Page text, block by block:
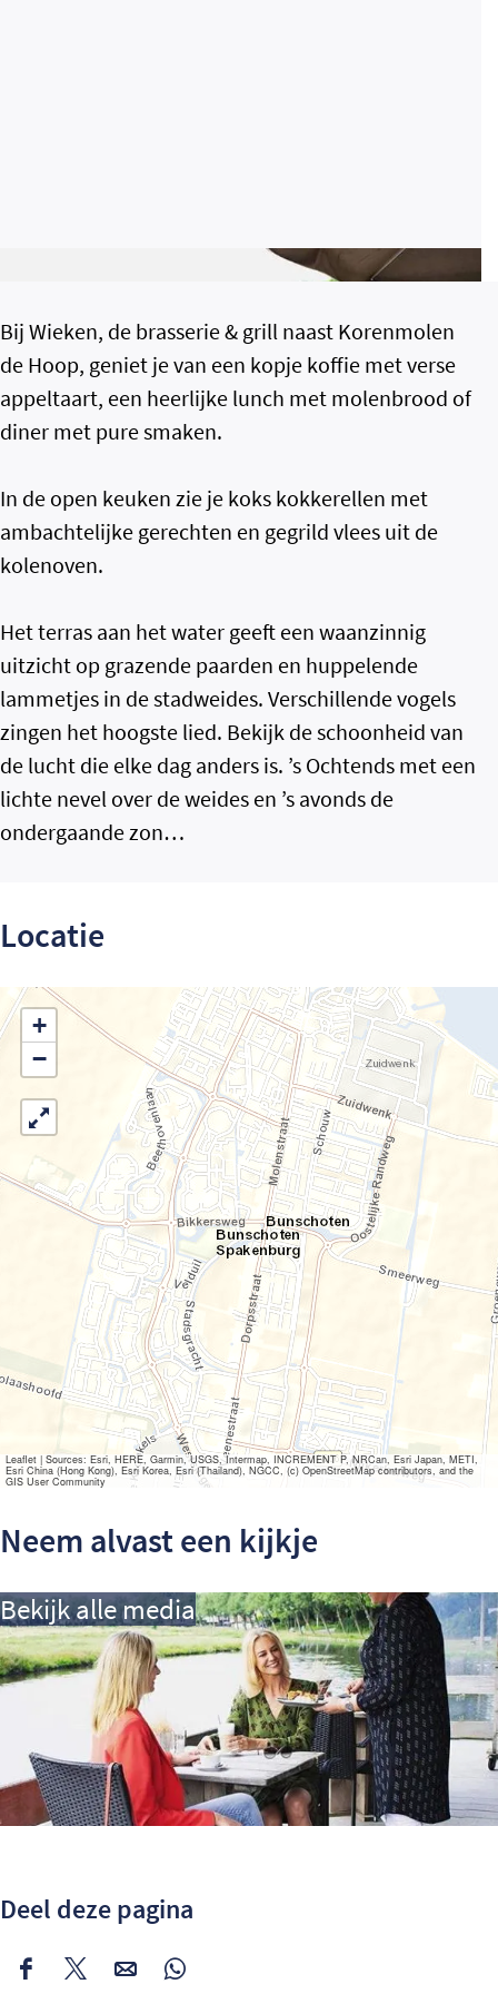
Bij Wieken, de brasserie & grill naast Korenmolen
de Hoop, geniet je van een kopje koffie met verse
appeltaart, een heerlijke lunch met molenbrood of
diner met pure smaken.
In de open keuken zie je koks kokkerellen met
ambachtelijke gerechten en gegrild vlees uit de
kolenoven.
Het terras aan het water geeft een waanzinnig
uitzicht op grazende paarden en huppelende
lammetjes in de stadweides. Verschillende vogels
zingen het hoogste lied. Bekijk de schoonheid van
de lucht die elke dag anders is. ’s Ochtends met een
lichte nevel over de weides en ’s avonds de
ondergaande zon…
Locatie
+
−
Leaflet | Sources: Esri, HERE, Garmin, USGS, Intermap, INCREMENT P, NRCan, Esri Japan, METI,
Esri China (Hong Kong), Esri Korea, Esri (Thailand), NGCC, (c) OpenStreetMap contributors, and the
GIS User Community
Neem alvast een kijkje
Bekijk alle media
Deel deze pagina
Deel
Deel
Deel
Deel